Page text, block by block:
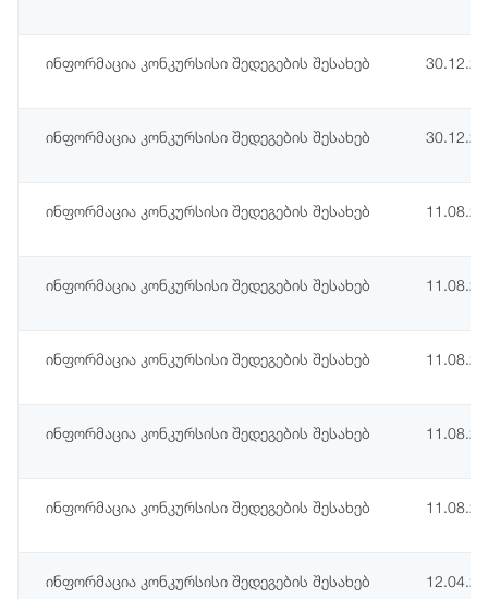
ინფორმაცია კონკურსისი შედეგების შესახებ
ინფორმაცია კონკურსისი შედეგების შესახებ
ინფორმაცია კონკურსისი შედეგების შესახებ
ინფორმაცია კონკურსისი შედეგების შესახებ
ინფორმაცია კონკურსისი შედეგების შესახებ
ინფორმაცია კონკურსისი შედეგების შესახებ
ინფორმაცია კონკურსისი შედეგების შესახებ
ინფორმაცია კონკურსისი შედეგების შესახებ